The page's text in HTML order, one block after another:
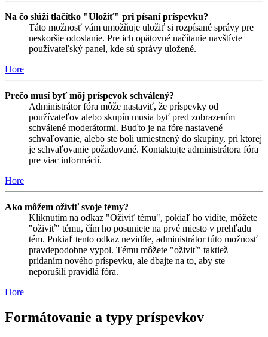
Na čo slúži tlačítko "Uložiť" pri písaní príspevku?
Táto možnosť vám umožňuje uložiť si rozpísané správy pre
neskoršie odoslanie. Pre ich opätovné načítanie navštívte
používateľský panel, kde sú správy uložené.
Hore
Prečo musí byť môj príspevok schválený?
Administrátor fóra môže nastaviť, že príspevky od
používateľov alebo skupín musia byť pred zobrazením
schválené moderátormi. Buďto je na fóre nastavené
schvaľovanie, alebo ste boli umiestnený do skupiny, pri ktorej
je schvaľovanie požadované. Kontaktujte administrátora fóra
pre viac informácií.
Hore
Ako môžem oživiť svoje témy?
Kliknutím na odkaz "Oživiť tému", pokiaľ ho vidíte, môžete
"oživiť" tému, čím ho posuniete na prvé miesto v prehľadu
tém. Pokiaľ tento odkaz nevidíte, administrátor túto možnosť
pravdepodobne vypol. Tému môžete "oživiť" taktiež
pridaním nového príspevku, ale dbajte na to, aby ste
neporušili pravidlá fóra.
Hore
Formátovanie a typy príspevkov